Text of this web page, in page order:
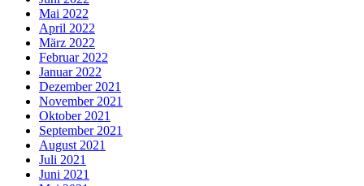
Mai 2022
April 2022
März 2022
Februar 2022
Januar 2022
Dezember 2021
November 2021
Oktober 2021
September 2021
August 2021
Juli 2021
Juni 2021